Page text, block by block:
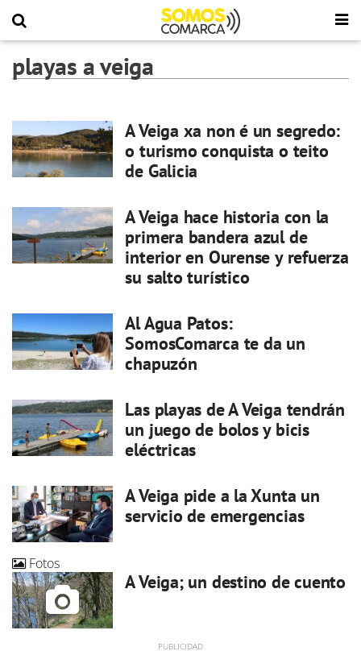
playas a veiga
A Veiga xa non é un segredo:
o turismo conquista o teito
de Galicia
A Veiga hace historia con la
primera bandera azul de
interior en Ourense y refuerza
su salto turístico
Al Agua Patos:
SomosComarca te da un
chapuzón
Las playas de A Veiga tendrán
un juego de bolos y bicis
eléctricas
A Veiga pide a la Xunta un
servicio de emergencias
Fotos
A Veiga; un destino de cuento